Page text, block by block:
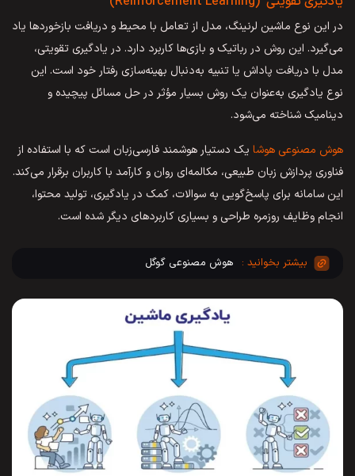
در این نوع ماشین لرنینگ، مدل از تعامل با محیط و دریافت بازخوردها یاد
می‌گیرد. این روش در رباتیک و بازی‌ها کاربرد دارد. در یادگیری تقویتی،
مدل با دریافت پاداش یا تنبیه به‌دنبال بهینه‌سازی رفتار خود است. این
نوع یادگیری به‌عنوان یک روش بسیار مؤثر در حل مسائل پیچیده و
دینامیک شناخته می‌شود.
هوش مصنوعی هوشا یک دستیار هوشمند فارسی‌زبان است که با استفاده از
فناوری پردازش زبان طبیعی، مکالمه‌ای روان و کارآمد با کاربران برقرار می‌کند.
این سامانه برای پاسخ‌گویی به سوالات، کمک در یادگیری، تولید محتوا،
انجام وظایف روزمره طراحی و بسیاری کاربردهای دیگر شده است.
هوش مصنوعی گوگل